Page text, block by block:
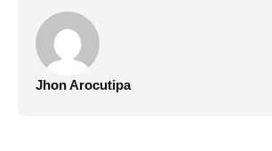
Jhon Arocutipa